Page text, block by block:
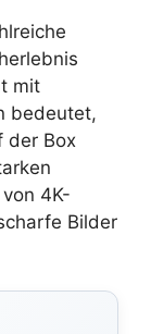
mit
bedeutet,
der Box
4K-
Bilder